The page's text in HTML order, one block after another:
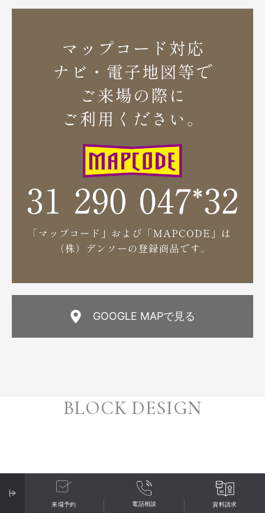
GOOGLE MAPで見る
BLOCK DESIGN
来場予約 電話相談 資料請求